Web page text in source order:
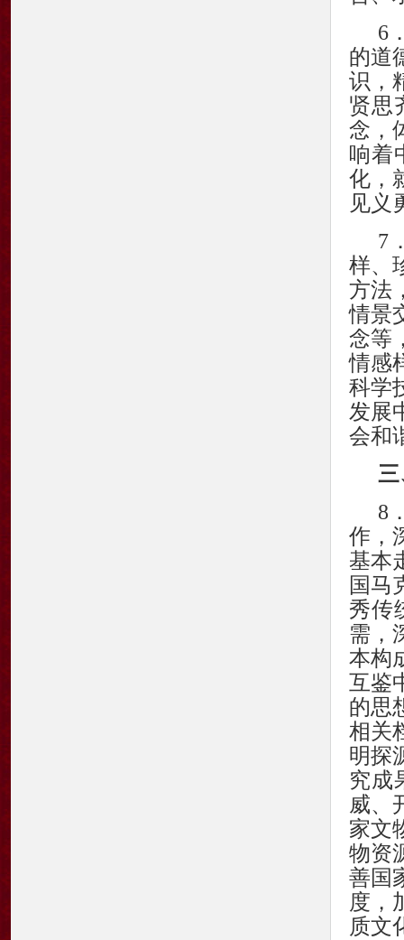
6
的道
识，
贤思
念，
响着
化，
见义
7
样、
方法
情景
念等
情感
科学
发展
会和
三
8
作，
基本
国马
秀传
需，
本构
互鉴
的思
相关
明探
究成
威、
家文
物资
善国
度，
质文